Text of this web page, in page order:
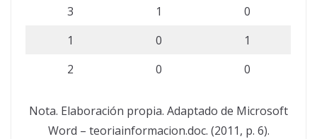
3
1
0
1
0
1
2
0 0
Nota. Elaboración propia. Adaptado de Microsoft
Word – teoriainformacion.doc. (2011, p. 6).